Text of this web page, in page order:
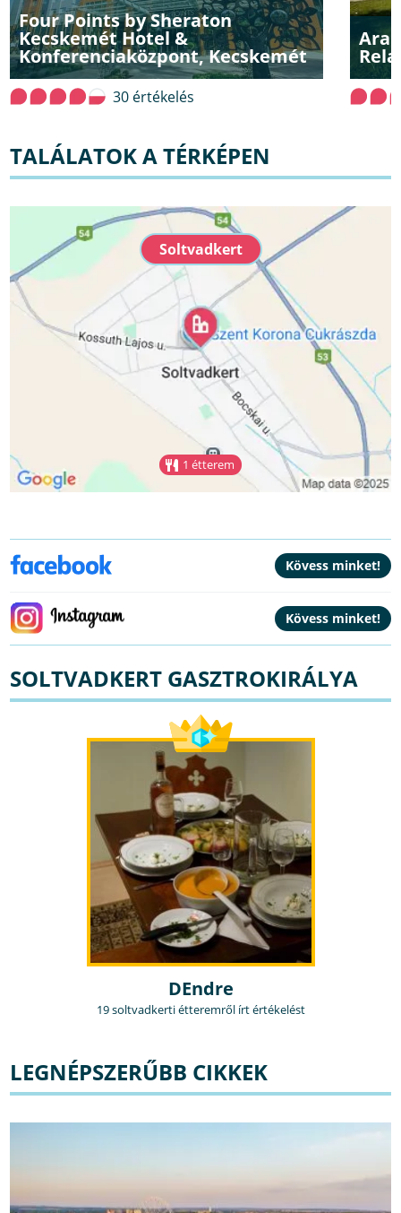
Four Points by Sheraton
Kecskemét Hotel &
Konferenciaközpont, Kecskemét
30 értékelés
TALÁLATOK A TÉRKÉPEN
Soltvadkert
1 étterem
SOLTVADKERT GASZTROKIRÁLYA
DEndre
19 soltvadkerti étteremről írt értékelést
LEGNÉPSZERŰBB CIKKEK